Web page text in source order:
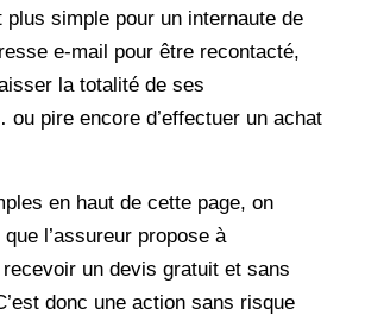
simple pour un internaute de
e-mail pour être recontacté,
la totalité de ses
pire encore d’effectuer un achat
en haut de cette page, on
l’assureur propose à
recevoir un devis gratuit et sans
donc une action sans risque